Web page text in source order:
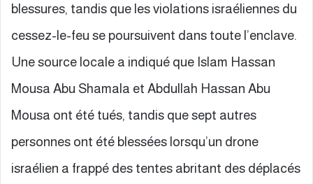
blessures, tandis que les violations israéliennes du
cessez-le-feu se poursuivent dans toute l’enclave.
Une source locale a indiqué que Islam Hassan
Mousa Abu Shamala et Abdullah Hassan Abu
Mousa ont été tués, tandis que sept autres
personnes ont été blessées lorsqu’un drone
israélien a frappé des tentes abritant des déplacés